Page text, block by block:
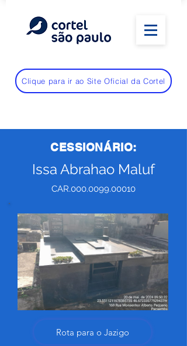
Clique para ir ao Site Oficial da Cortel
CESSIONÁRIO:
Issa Abrahao Maluf
CAR.000.0099.00010
Rota para o Jazigo